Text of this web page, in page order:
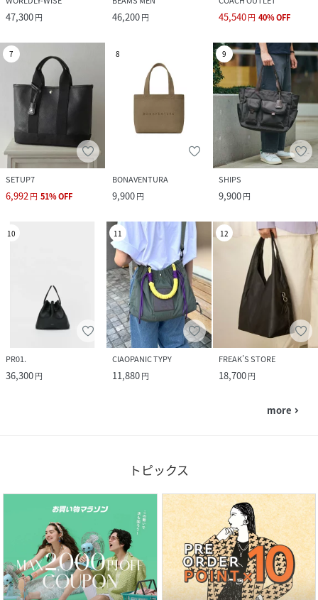
47,300円 46,200円 45,540円 40%OFF
7
SETUP7
6,992円 51%OFF
8
BONAVENTURA
9,900円
9
SHIPS
9,900円
10
PR01.
36,300円
11
CIAOPANIC TYPY
11,880円
12
FREAK’S STORE
18,700円
more navigate_next
トピックス